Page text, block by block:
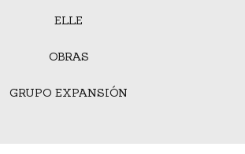
ELLE
OBRAS
GRUPO EXPANSIÓN